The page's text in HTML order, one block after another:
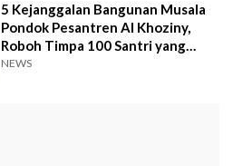
5 Kejanggalan Bangunan Musala
Pondok Pesantren Al Khoziny,
Roboh Timpa 100 Santri yang
Sedang Salat
NEWS